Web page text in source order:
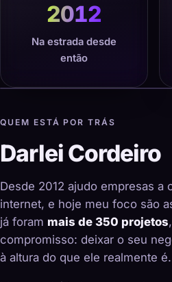
2012
Na estrada desde
então
QUEM ESTÁ POR TRÁS
Darlei Cordeiro
Desde 2012 ajudo empresas a
internet, e hoje meu foco são
já foram mais de 350 projetos
compromisso: deixar o seu
à altura do que ele realmente é.